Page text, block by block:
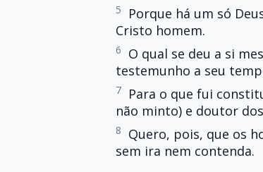
5
Porque há um só
Cristo homem.
6
O qual se deu a si
testemunho a seu
7
Para o que fui
não minto) e doutor
8
Quero, pois, que os
sem ira nem contenda.